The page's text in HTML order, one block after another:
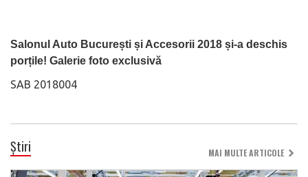
Salonul Auto București și Accesorii 2018 și-a deschis
porțile! Galerie foto exclusivă
SAB 2018004
Știri MAI MULTE ARTICOLE